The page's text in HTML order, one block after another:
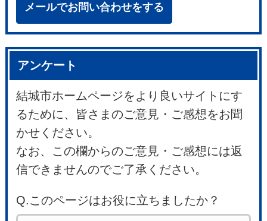
メールでお問い合わせをする
アンケート
結城市ホームページをより良いサイトにす
るために、皆さまのご意見・ご感想をお聞
かせください。
なお、この欄からのご意見・ご感想には返
信できませんのでご了承ください。
Q.このページはお役に立ちましたか？